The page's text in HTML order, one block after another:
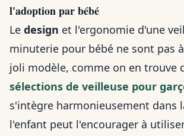
l'adoption par bébé
Le design et l'ergonomie d'une
minuterie pour bébé ne sont pas
joli modèle, comme on en trouve
sélections de veilleuse pour
s'intègre harmonieusement dans
l'enfant peut l'encourager à